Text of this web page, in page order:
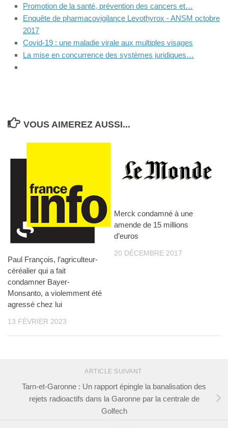
Promotion de la santé, prévention des cancers et…
Enquête de pharmacovigilance Levothyrox - ANSM octobre
2017
Covid-19 : une maladie virale aux multiples visages
La mise en concurrence des systèmes juridiques…
VOUS AIMEREZ AUSSI...
Paul François, l’agriculteur-
céréalier qui a fait
condamner Bayer-
Monsanto, a violemment été
agressé chez lui
13 FÉVRIER 2023
Merck condamné à une
amende de 15 millions
d’euros
20 DÉCEMBRE 2017
ARTICLE SUIVANT
Tarn-et-Garonne : Un rapport épingle la banalisation des
rejets radioactifs dans la Garonne par la centrale de
Golfech